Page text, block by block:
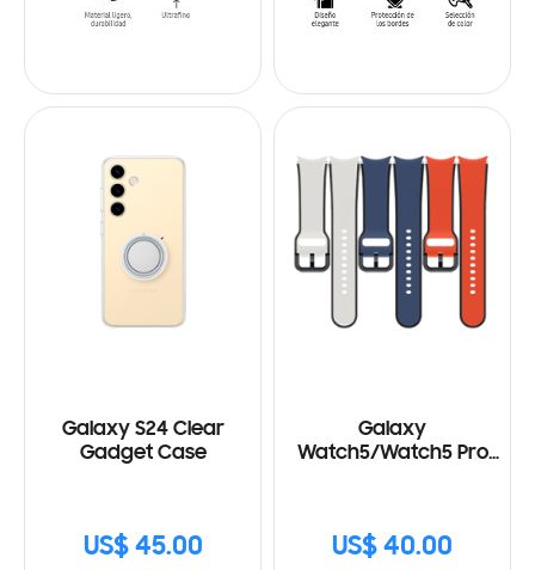
Galaxy S24 Clear
Gadget Case
US$ 45.00
Galaxy
Watch5/Watch5 Pro
US$ 40.00